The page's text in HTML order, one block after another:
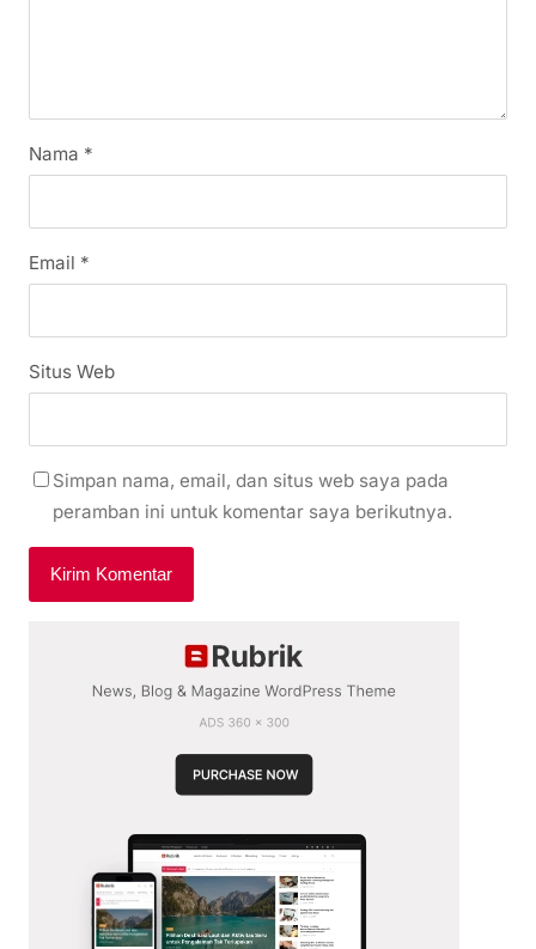
Nama *
Email *
Situs Web
Simpan nama, email, dan situs web saya pada
peramban ini untuk komentar saya berikutnya.